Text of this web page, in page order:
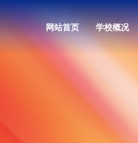
网站首页 学校概况